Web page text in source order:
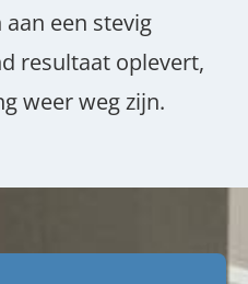
een stevig
resultaat oplevert,
weer weg zijn.